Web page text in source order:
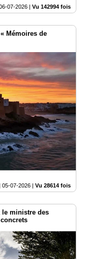
07-2026 Vu 142994 fois
Mémoires de
05-07-2026 | Vu 28614 fois
le ministre des